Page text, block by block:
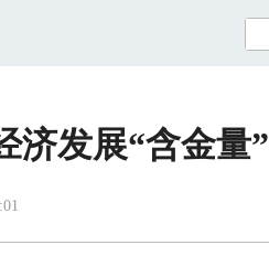
济发展“含金量”